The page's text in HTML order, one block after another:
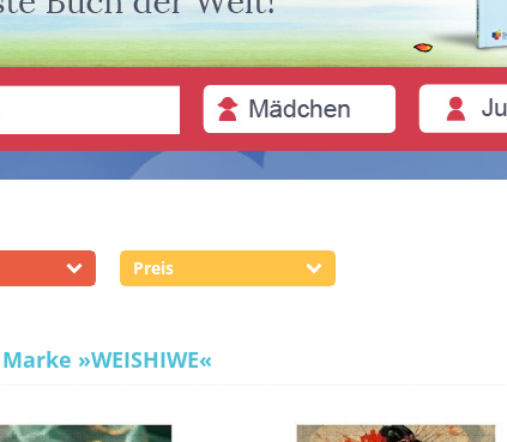
Preis
»WEISHIWE«